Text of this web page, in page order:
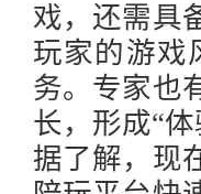
戏，还需具
玩家的游戏
务。专家也
长，形成“
据了解，现